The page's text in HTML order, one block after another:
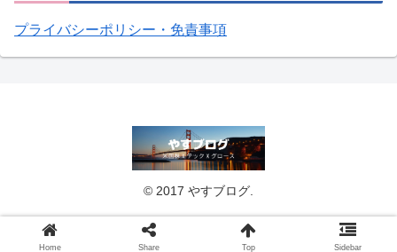
プライバシーポリシー・免責事項
© 2017 やすブログ.
Home Share Top Sidebar